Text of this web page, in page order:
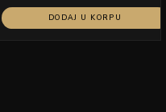
DODAJ U KORPU